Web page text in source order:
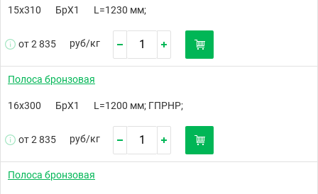
15х310 БрХ1 L=1230 мм;
от 2 835 руб/кг
Полоса бронзовая
16х300 БрХ1 L=1200 мм; ГПРНР;
от 2 835 руб/кг
Полоса бронзовая